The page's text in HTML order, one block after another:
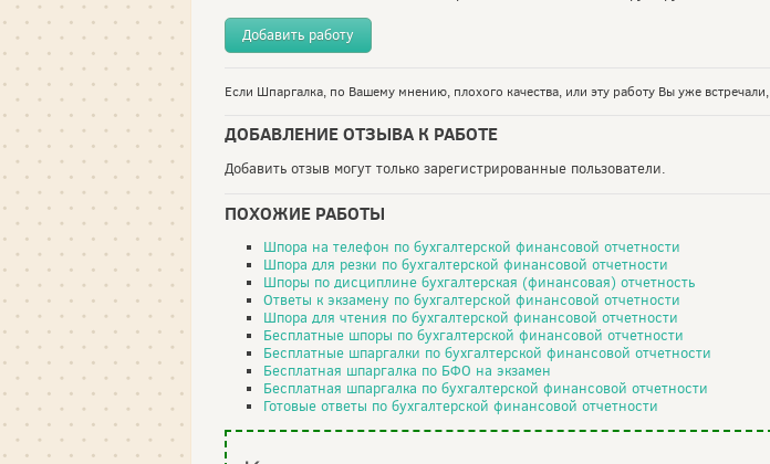
Добавить работу
Если Шпаргалка, по Вашему мнению, плохого качества, или эту работу Вы уже встречали,
ДОБАВЛЕНИЕ ОТЗЫВА К РАБОТЕ
Добавить отзыв могут только зарегистрированные пользователи.
ПОХОЖИЕ РАБОТЫ
Шпора на телефон по бухгалтерской финансовой отчетности
Шпора для резки по бухгалтерской финансовой отчетности
Шпоры по дисциплине бухгалтерская (финансовая) отчетность
Ответы к экзамену по бухгалтерской финансовой отчетности
Шпора для чтения по бухгалтерской финансовой отчетности
Бесплатные шпоры по бухгалтерской финансовой отчетности
Бесплатные шпаргалки по бухгалтерской финансовой отчетности
Бесплатная шпаргалка по БФО на экзамен
Бесплатная шпаргалка по бухгалтерской финансовой отчетности
Готовые ответы по бухгалтерской финансовой отчетности